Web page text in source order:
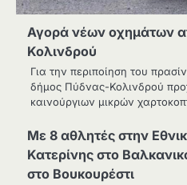
Αγορά νέων οχημάτων
Κολινδρού
Για την περιποίηση του
δήμος Πύδνας-Κολινδρού
καινούργιων μικρών
Με 8 αθλητές στην
Κατερίνης στο
στο Βουκουρέστι